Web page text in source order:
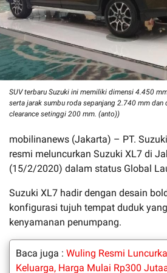
SUV terbaru Suzuki ini memiliki dimensi 4.450
serta jarak sumbu roda sepanjang 2.740 mm dan
clearance setinggi 200 mm. (anto))
mobilinanews (Jakarta) – PT.
resmi meluncurkan Suzuki XL7 di
(15/2/2020) dalam status Global
Suzuki XL7 hadir dengan desain
konfigurasi tujuh tempat duduk
kenyamanan penumpang.
Baca juga : Wuling Resmi
Keluarga, Harga Mulai Rp300